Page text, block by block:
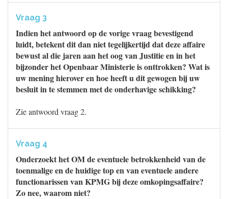
Vraag 3
Indien het antwoord op de vorige vraag bevestigend
luidt, betekent dit dan niet tegelijkertijd dat deze affaire
bewust al die jaren aan het oog van Justitie en in het
bijzonder het Openbaar Ministerie is onttrokken? Wat is
uw mening hierover en hoe heeft u dit gewogen bij uw
besluit in te stemmen met de onderhavige schikking?
Zie antwoord vraag 2.
Vraag 4
Onderzoekt het OM de eventuele betrokkenheid van de
toenmalige en de huidige top en van eventuele andere
functionarissen van KPMG bij deze omkopingsaffaire?
Zo nee, waarom niet?